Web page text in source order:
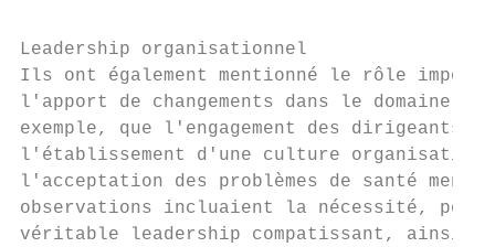
Leadership organisationnel
Ils ont également mentionné le rôle
l'apport de changements dans le domaine
exemple, que l'engagement des dirigeants
l'établissement d'une culture
l'acceptation des problèmes de santé
observations incluaient la nécessité, pour
véritable leadership compatissant, ainsi